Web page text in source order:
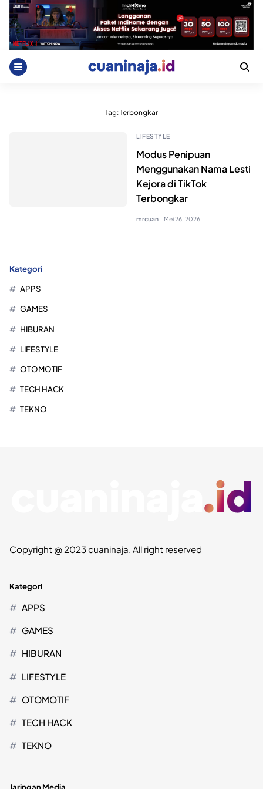
Skip
content
Tag:Terbongkar
LIFESTYLE
Modus Penipuan
Menggunakan Nama Lesti
Kejora di TikTok
Terbongkar
mrcuan | Mei 26, 2026
Kategori
APPS
GAMES
HIBURAN
LIFESTYLE
OTOMOTIF
TECH HACK
TEKNO
Copyright @ 2023 cuaninaja. All right reserved
Kategori
APPS
GAMES
HIBURAN
LIFESTYLE
OTOMOTIF
TECH HACK
TEKNO
Jaringan Media